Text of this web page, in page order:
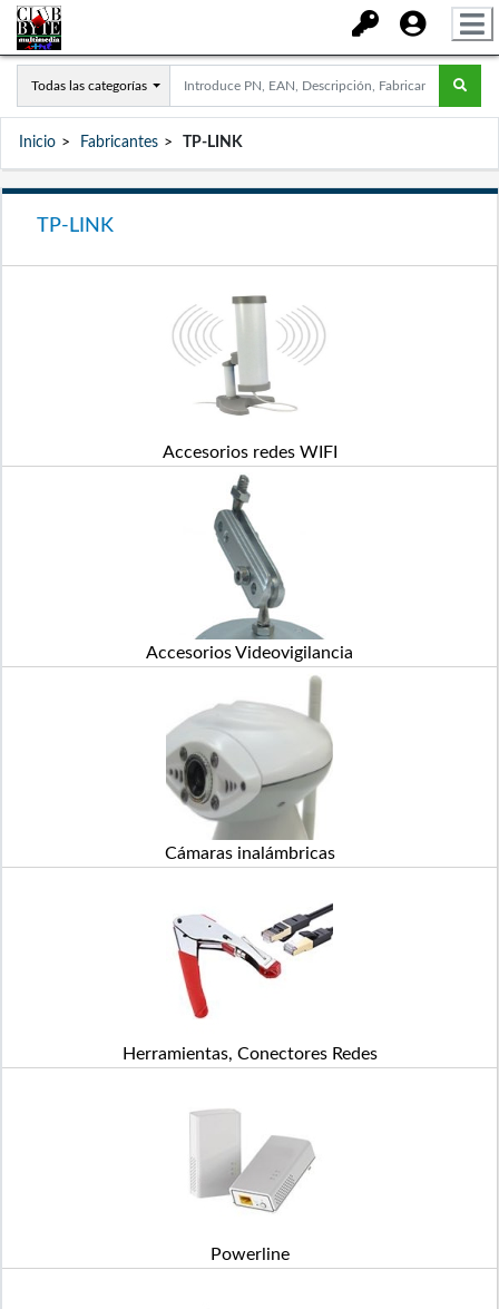
Todas las categorías
Inicio Fabricantes TP-LINK
TP-LINK
Accesorios redes WIFI
Accesorios Videovigilancia
Cámaras inalámbricas
Herramientas, Conectores Redes
Powerline